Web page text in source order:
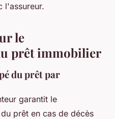
l'assureur.
le
prêt immobilier
du prêt par
garantit le
du prêt en cas de décès